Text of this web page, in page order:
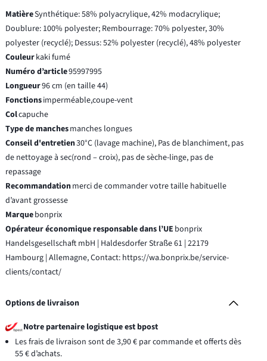
MatièreSynthétique: 58% polyacrylique, 42% modacrylique;
Doublure: 100% polyester; Rembourrage: 70% polyester, 30%
polyester (recyclé); Dessus: 52% polyester (recyclé), 48% polyester
Couleurkaki fumé
Numéro d’article95997995
Longueur96 cm (en taille 44)
Fonctionsimperméable,coupe-vent
Colcapuche
Type de manchesmanches longues
Conseil d'entretien30°C (lavage machine), Pas de blanchiment, pas
de nettoyage à sec(rond – croix), pas de sèche-linge, pas de
repassage
Recommandationmerci de commander votre taille habituelle
d’avant grossesse
Marquebonprix
Opérateur économique responsable dans l’UE bonprix
Handelsgesellschaft mbH | Haldesdorfer Straße 61 | 22179
Hambourg | Allemagne, Contact: https://wa.bonprix.be/service-
clients/contact/
Options de livraison
Notre partenaire logistique est bpost
Les frais de livraison sont de 3,90 € par commande et offerts dès
55 € d’achats.